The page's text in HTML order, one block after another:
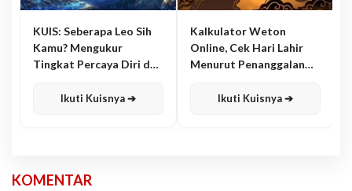
KUIS: Seberapa Leo Sih
Kamu? Mengukur
Tingkat Percaya Diri dan
Ikuti Kuisnya ➔
Kalkulator Weton
Online, Cek Hari Lahir
Menurut Penanggalan
Ikuti Kuisnya ➔
KOMENTAR